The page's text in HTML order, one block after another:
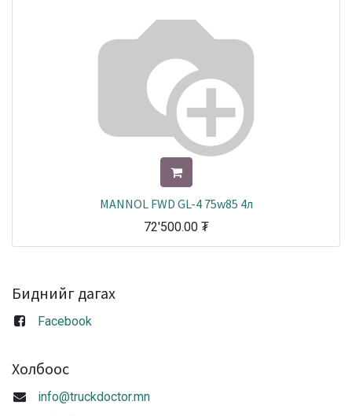
MANNOL FWD GL-4 75w85 4л
72'500.00₮
Биднийг дагах
Facebook
Холбоос
info@truckdoctor.mn